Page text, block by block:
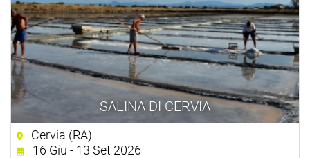
SALINA DI CERVIA
Cervia (RA)
16 Giu - 13 Set 2026